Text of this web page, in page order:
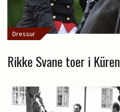
Dressur
Rikke Svane toer i Küren